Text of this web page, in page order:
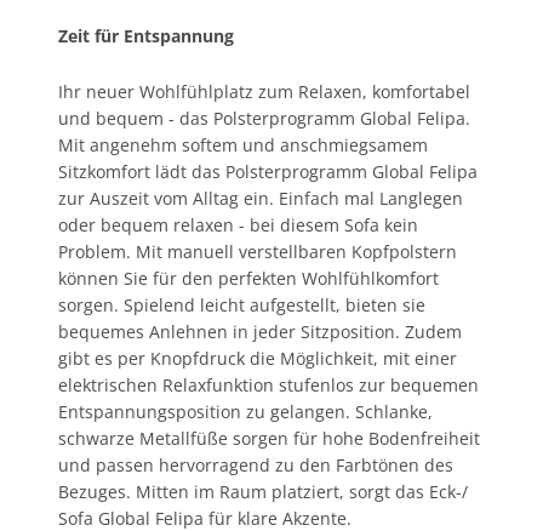
Zeit für Entspannung
Ihr neuer Wohlfühlplatz zum Relaxen, komfortabel
und bequem - das Polsterprogramm Global Felipa.
Mit angenehm softem und anschmiegsamem
Sitzkomfort lädt das Polsterprogramm Global Felipa
zur Auszeit vom Alltag ein. Einfach mal Langlegen
oder bequem relaxen - bei diesem Sofa kein
Problem. Mit manuell verstellbaren Kopfpolstern
können Sie für den perfekten Wohlfühlkomfort
sorgen. Spielend leicht aufgestellt, bieten sie
bequemes Anlehnen in jeder Sitzposition. Zudem
gibt es per Knopfdruck die Möglichkeit, mit einer
elektrischen Relaxfunktion stufenlos zur bequemen
Entspannungsposition zu gelangen. Schlanke,
schwarze Metallfüße sorgen für hohe Bodenfreiheit
und passen hervorragend zu den Farbtönen des
Bezuges. Mitten im Raum platziert, sorgt das Eck-/
Sofa Global Felipa für klare Akzente.